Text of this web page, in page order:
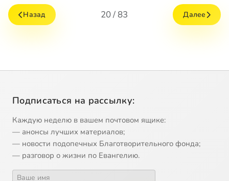
Назад 20 / 83 Далее
Подписаться на рассылку:
Каждую неделю в вашем почтовом ящике:
— анонсы лучших материалов;
— новости подопечных Благотворительного фонда;
— разговор о жизни по Евангелию.